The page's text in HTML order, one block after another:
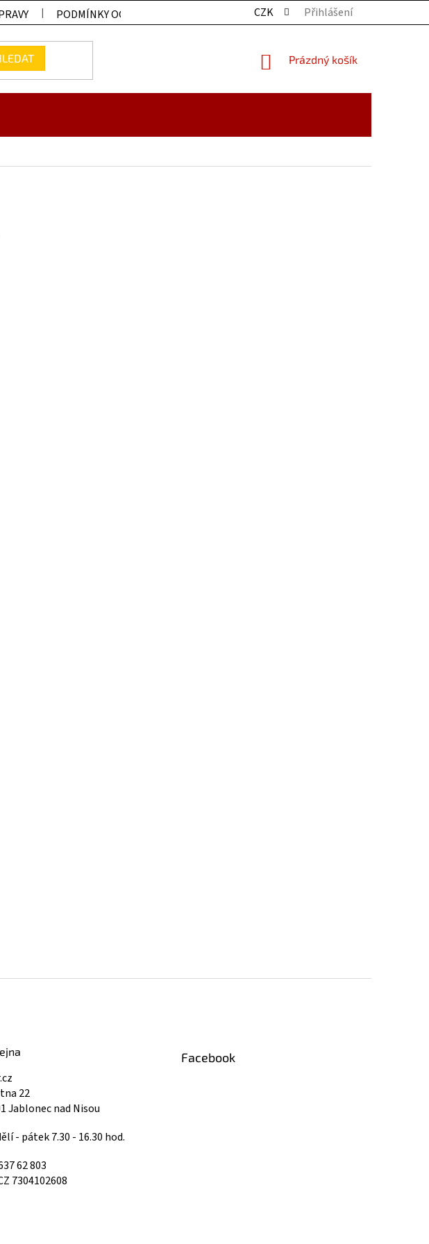
PODMÍNKY OCHRANY OSOBNÍCH ÚDAJŮ KONTAKTY
CZK Přihlášení
NÁKUPNÍ
Prázdný košík
22
Jablonec nad Nisou
- pátek 7.30 - 16.30 hod.
62 803
7304102608
Facebook